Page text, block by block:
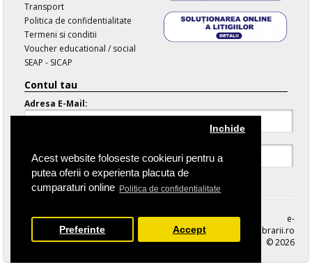
Acest website foloseste cookieuri pentru a
putea oferii o experienta placuta de
cumparaturi online Politica de confidentialitate
Inchide
Preferinte Accept
Transport
Politica de confidentialitate
Termeni si conditii
Voucher educational / social
SEAP - SICAP
Contul tau
Adresa E-Mail:
Parola Uitata
e-
librarii.ro
© 2026